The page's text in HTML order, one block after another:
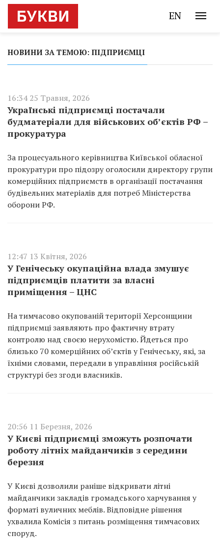
EN
НОВИНИ ЗА ТЕМОЮ: ПІДПРИЄМЦІ
16:34 25 Травня, 2026
Українські підприємці постачали
будматеріали для військових об’єктів РФ –
прокуратура
За процесуального керівництва Київської обласної
прокуратури про підозру оголосили директору групи
комерційних підприємств в організації постачання
будівельних матеріалів для потреб Міністерства
оборони РФ.
12:47 13 Квітня, 2026
У Генічеську окупаційна влада змушує
підприємців платити за власні
приміщення – ЦНС
На тимчасово окупованій території Херсонщини
підприємці заявляють про фактичну втрату
контролю над своєю нерухомістю. Йдеться про
близько 70 комерційних об’єктів у Генічеську, які, за
їхніми словами, передали в управління російській
структурі без згоди власників.
20:56 11 Березня, 2026
У Києві підприємці зможуть розпочати
роботу літніх майданчиків з середини
березня
У Києві дозволили раніше відкривати літні
майданчики закладів громадського харчування у
форматі вуличних меблів. Відповідне рішення
ухвалила Комісія з питань розміщення тимчасових
споруд.